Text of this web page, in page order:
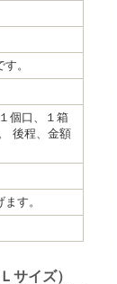
。
個口、１箱
後程、金額
す。
サイズ）